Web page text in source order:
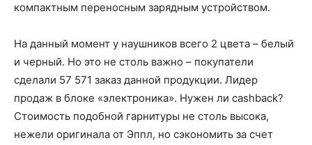
компактным переносным зарядным устройством.
На данный момент у наушников всего 2 цвета – белый
и черный. Но это не столь важно – покупатели
сделали 57 571 заказ данной продукции. Лидер
продаж в блоке «электроника». Нужен ли cashback?
Стоимость подобной гарнитуры не столь высока,
нежели оригинала от Эппл, но сэкономить за счет